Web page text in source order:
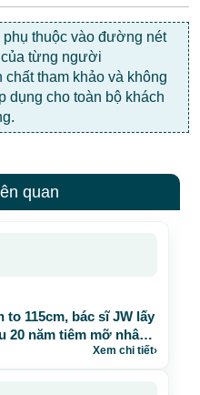
phụ thuộc vào đường nét
từng người
chất tham khảo và không
dụng cho toàn bộ khách
quan
115cm, bác sĩ JW lấy
20 năm tiêm mỡ nhân
Xem chi tiết›